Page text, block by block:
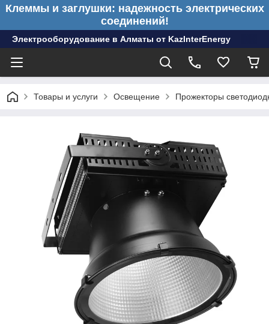
Клеммы и заглушки: надежность электрических
соединений!
Электрооборудование в Алматы от KazInterEnergy
Товары и услуги Освещение Прожекторы